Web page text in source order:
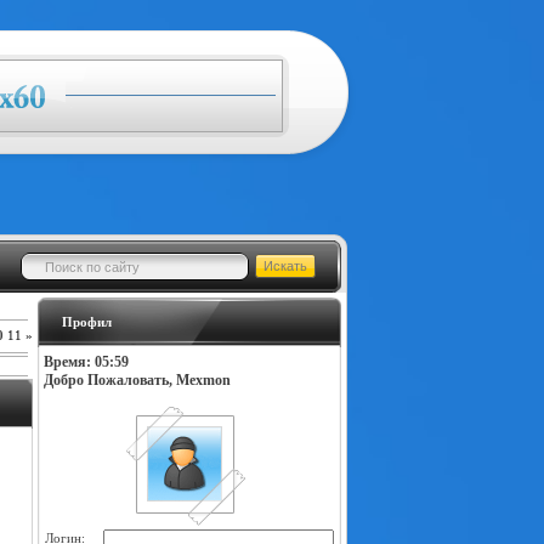
11 »
Профил
Время: 05:59
Добро Пожаловать, Mexmon
Логин: